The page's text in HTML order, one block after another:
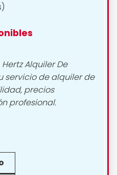
Alquiler De
servicio de alquiler de
precios
profesional.